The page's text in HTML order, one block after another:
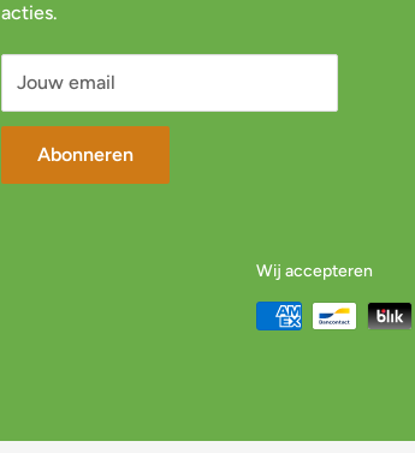
acties.
Jouw email
Abonneren
Wij accepteren